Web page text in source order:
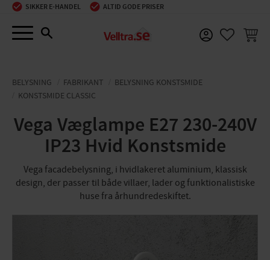
Menu
SIKKER E-HANDEL ALTID GODE PRISER
BELYSNING FABRIKANT
BELYSNING KONSTSMIDE
KONSTSMIDE CLASSIC
Vega Væglampe E27 230-240V
IP23 Hvid Konstsmide
Vega facadebelysning, i hvidlakeret aluminium, klassisk
design, der passer til både villaer, lader og funktionalistiske
huse fra århundredeskiftet.